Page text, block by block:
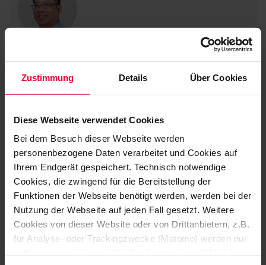
Zustimmung Details Über Cookies
Diese Webseite verwendet Cookies
Bei dem Besuch dieser Webseite werden
personenbezogene Daten verarbeitet und Cookies auf
Ihrem Endgerät gespeichert. Technisch notwendige
Cookies, die zwingend für die Bereitstellung der
Funktionen der Webseite benötigt werden, werden bei der
Nutzung der Webseite auf jeden Fall gesetzt. Weitere
Cookies von dieser Website oder von Drittanbietern, z.B.
für Analyse- oder Trackingzwecke (Matomo) werden nur
Commodity group buyer
+49 2623 600-575
Olha Pokhalchyshyna